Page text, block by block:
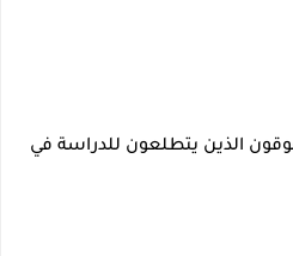
الذين يتطلعون للدراسة في